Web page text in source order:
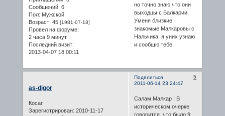
Сообщений: 6
Пол: Мужской
Возраст: 45 [1981-07-18]
Провел на форуме:
2 часа 9 минут
Последний визит:
2013-04-07 18:00:11
но точно знаю что они
выходцы с Балкарии.
Уменя близкие
знакомые Малкаровы с
Нальчика, я уних узнаю
и сообщю тебе
Поделиться
5
2011-06-14 23:24:47
as-digor
Косаг
Зарегистрирован: 2010-11-17
Салам Малкар ! В
историческом очерке
говорится, что было 9